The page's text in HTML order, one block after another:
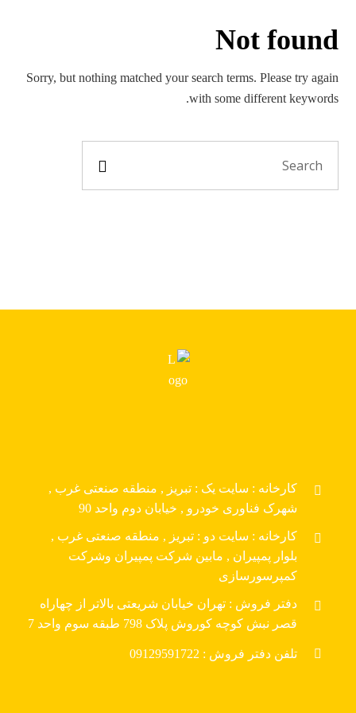
Not found
Sorry, but nothing matched your search terms. Please try again
with some different keywords.
کارخانه : سایت یک : تبریز , منطقه صنعتی غرب ,
شهرک فناوری خودرو , خیابان دوم واحد 90
کارخانه : سایت دو : تبریز , منطقه صنعتی غرب ,
بلوار پمپیران , مابین شرکت پمپیران وشرکت
کمپرسورسازی
دفتر فروش : تهران خیابان شریعتی بالاتر از چهاراه
قصر نبش کوچه کوروش پلاک 798 طبقه سوم واحد 7
تلفن دفتر فروش : 09129591722